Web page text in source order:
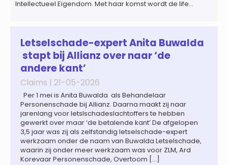
Intellectueel Eigendom. Met haar komst wordt de life
regelgeving relevant voor de life sciences sector en de […]
Letselschade-expert Anita Buwalda
stapt bij Allianz over naar ‘de
andere kant’
Claims | 21-05-2026
Per 1 mei is Anita Buwalda als Behandelaar
Personenschade bij Allianz. Daarna maakt zij naar
jarenlang voor letslschadeslachtoffers te hebben
gewerkt over maar ‘de betalende kant’ De afgelopen
3,5 jaar was zij als zelfstandig letselschade-expert
werkzaam onder de naam van Buwalda Letselschade,
waarin zij onder meer werkzaam was voor ZLM, Ard
Korevaar Personenschade, Overtoom […]